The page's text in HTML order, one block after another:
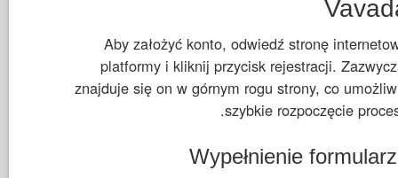
Aby założyć konto, odwiedź stronę
platformy i kliknij przycisk rejestracji.
znajduje się on w górnym rogu strony, co
szybkie rozpoczęcie
Wypełnienie